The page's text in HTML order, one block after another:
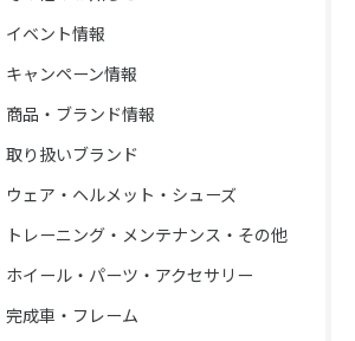
イベント情報
キャンペーン情報
商品・ブランド情報
取り扱いブランド
ウェア・ヘルメット・シューズ
トレーニング・メンテナンス・その他
ホイール・パーツ・アクセサリー
完成車・フレーム